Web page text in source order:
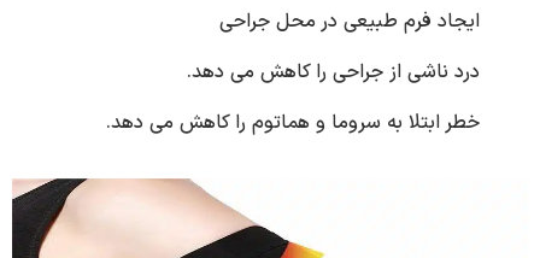
ایجاد فرم طبیعی در محل جراحی
درد ناشی از جراحی را کاهش می دهد.
خطر ابتلا به سروما و هماتوم را کاهش می دهد.